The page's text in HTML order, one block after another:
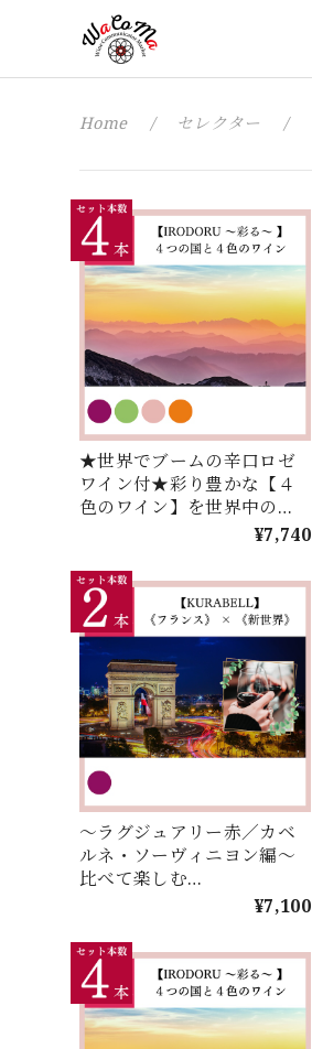
Home セレクター
★世界でブームの辛口ロゼ
ワイン付★彩り豊かな【４
色のワイン】を世界中の
【４つの国】からセレク
【IRODORU】４本セレクシ
ョン！
¥7,740
～ラグジュアリー赤／カベ
ルネ・ソーヴィニヨン編～
比べて楽しむ
【KURABELL】セレクショ
界》＜２本セレクション＞
¥7,100